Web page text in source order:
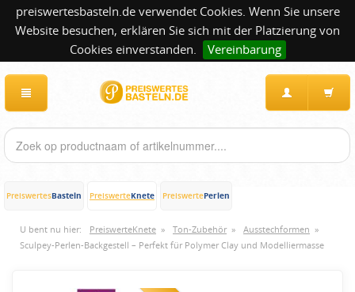
preiswertesbasteln.de verwendet Cookies. Wenn Sie unsere
Website besuchen, erklären Sie sich mit der Platzierung von
Cookies einverstanden.
Vereinbarung
PreiswertesBasteln PreiswerteKnete PreiswertePerlen
U bent nu hier: PreiswerteKnete » Ton-Zubehör» Ausstechformen »
Sculpey-Perlen-Backgestell – Perfekt für Polymer Clay und Modelliermasse